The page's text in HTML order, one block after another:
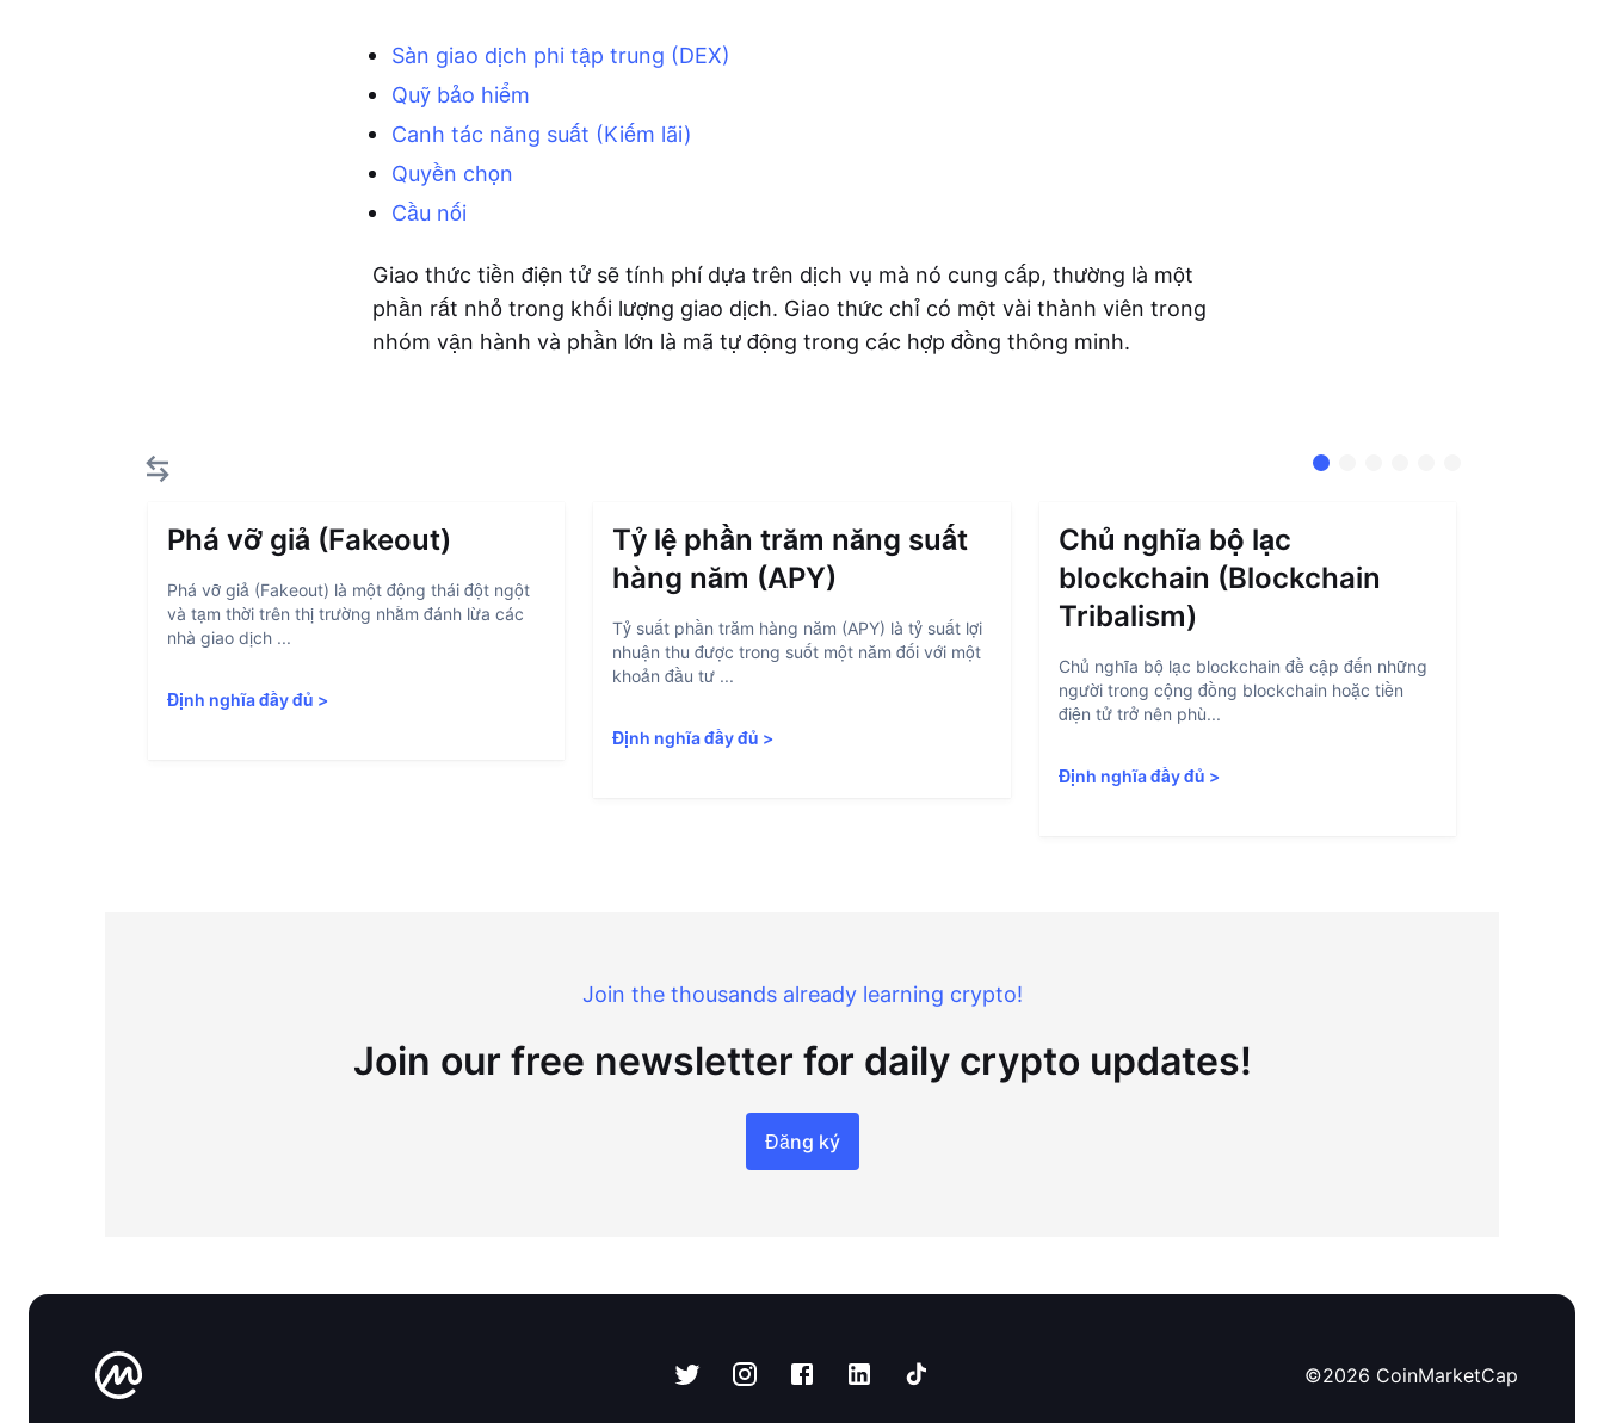
Sàn giao dịch phi tập trung (DEX)
Quỹ bảo hiểm
Canh tác năng suất (Kiếm lãi)
Quyền chọn
Cầu nối
Giao thức tiền điện tử sẽ tính phí dựa trên dịch vụ mà nó cung cấp, thường là một
phần rất nhỏ trong khối lượng giao dịch. Giao thức chỉ có một vài thành viên trong
nhóm vận hành và phần lớn là mã tự động trong các hợp đồng thông minh.
Phá vỡ giả (Fakeout)
Phá vỡ giả (Fakeout) là một động thái đột ngột
và tạm thời trên thị trường nhằm đánh lừa các
nhà giao dịch ...
Định nghĩa đầy đủ >
Tỷ lệ phần trăm năng suất
hàng năm (APY)
Tỷ suất phần trăm hàng năm (APY) là tỷ suất lợi
nhuận thu được trong suốt một năm đối với một
khoản đầu tư ...
Định nghĩa đầy đủ >
Chủ nghĩa bộ lạc
blockchain (Blockchain
Tribalism)
Chủ nghĩa bộ lạc blockchain đề cập đến những
người trong cộng đồng blockchain hoặc tiền
điện tử trở nên phù...
Định nghĩa đầy đủ >
Join the thousands already learning crypto!
Join our free newsletter for daily crypto updates!
Đăng ký
©2026 CoinMarketCap